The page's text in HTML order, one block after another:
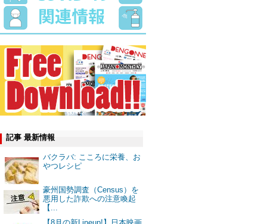
記事 最新情報
バクラバ: こころに栄養、お
やつレシピ
豪州国勢調査（Census）を
悪用した詐欺への注意喚起
【...